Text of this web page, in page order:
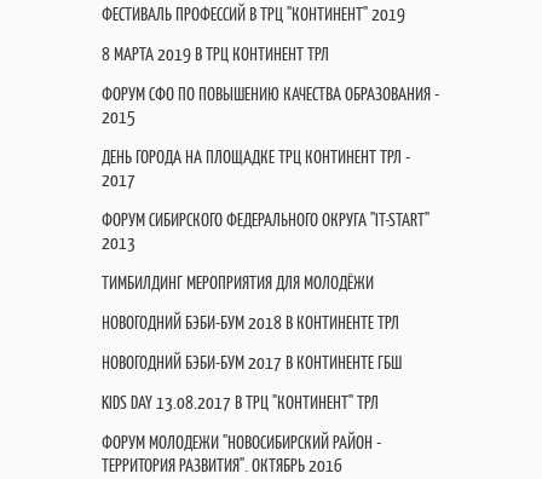
ФЕСТИВАЛЬ ПРОФЕССИЙ В ТРЦ "КОНТИНЕНТ" 2019
8 МАРТА 2019 В ТРЦ КОНТИНЕНТ ТРЛ
ФОРУМ СФО ПО ПОВЫШЕНИЮ КАЧЕСТВА ОБРАЗОВАНИЯ -
2015
ДЕНЬ ГОРОДА НА ПЛОЩАДКЕ ТРЦ КОНТИНЕНТ ТРЛ -
2017
ФОРУМ СИБИРСКОГО ФЕДЕРАЛЬНОГО ОКРУГА "IT-START"
2013
ТИМБИЛДИНГ МЕРОПРИЯТИЯ ДЛЯ МОЛОДЁЖИ
НОВОГОДНИЙ БЭБИ-БУМ 2018 В КОНТИНЕНТЕ ТРЛ
НОВОГОДНИЙ БЭБИ-БУМ 2017 В КОНТИНЕНТЕ ГБШ
KIDS DAY 13.08.2017 В ТРЦ "КОНТИНЕНТ" ТРЛ
ФОРУМ МОЛОДЕЖИ "НОВОСИБИРСКИЙ РАЙОН -
ТЕРРИТОРИЯ РАЗВИТИЯ". ОКТЯБРЬ 2016